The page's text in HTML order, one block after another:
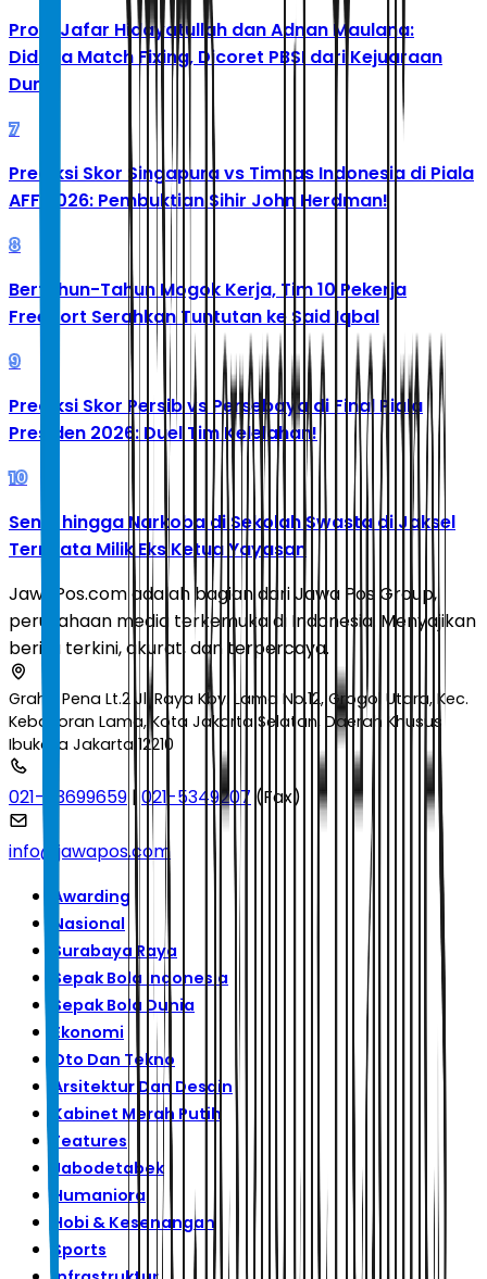
Profil Jafar Hidayatullah dan Adnan Maulana:
Diduga Match Fixing, Dicoret PBSI dari Kejuaraan
Dunia
7
Prediksi Skor Singapura vs Timnas Indonesia di Piala
AFF 2026: Pembuktian Sihir John Herdman!
8
Bertahun-Tahun Mogok Kerja, Tim 10 Pekerja
Freeport Serahkan Tuntutan ke Said Iqbal
9
Prediksi Skor Persib vs Persebaya di Final Piala
Presiden 2026: Duel Tim Kelelahan!
10
Senpi hingga Narkoba di Sekolah Swasta di Jaksel
Ternyata Milik Eks Ketua Yayasan
JawaPos.com adalah bagian dari Jawa Pos Group,
perusahaan media terkemuka di Indonesia. Menyajikan
berita terkini, akurat, dan terpercaya.
Graha Pena Lt.2 Jl. Raya Kby. Lama No.12, Grogol Utara, Kec.
Kebayoran Lama, Kota Jakarta Selatan, Daerah Khusus
Ibukota Jakarta 12210
021-53699659 |021-5349207 (Fax)
info@jawapos.com
Awarding
Nasional
Surabaya Raya
Sepak Bola Indonesia
Sepak Bola Dunia
Ekonomi
Oto Dan Tekno
Arsitektur Dan Desain
Kabinet Merah Putih
Features
Jabodetabek
Humaniora
Hobi & Kesenangan
Sports